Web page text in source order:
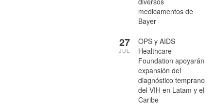
medicamentos de
Bayer
OPS y AIDS
Healthcare
Foundation apoyarán
expansión del
diagnóstico temprano
del VIH en Latam y el
Caribe
27
JUL